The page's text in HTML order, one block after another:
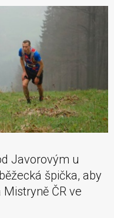
Javorovým u
špička, aby
ČR ve